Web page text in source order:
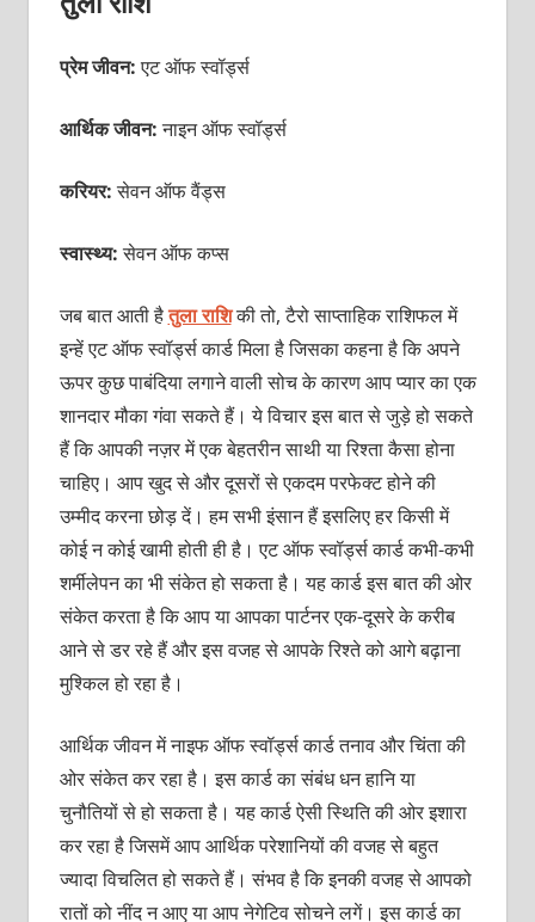
प्रेम जीवन:एट ऑफ स्वॉर्ड्स
आर्थिक जीवन:नाइन ऑफ स्वॉर्ड्स
करियर:सेवन ऑफ वैंड्स
स्वास्थ्य:सेवन ऑफ कप्‍स
जब बात आती हैतुला राशिकी तो, टैरो साप्‍ताहिक राशिफल में
इन्‍हें एट ऑफ स्‍वॉर्ड्स कार्ड मिला है जिसका कहना है कि अपने
ऊपर कुछ पाबंदिया लगाने वाली सोच के कारण आप प्‍यार का एक
शानदार मौका गंवा सकते हैं। ये विचार इस बात से जुड़े हो सकते
हैं कि आपकी नज़र में एक बेहतरीन साथी या रिश्‍ता कैसा होना
चाहिए। आप खुद से और दूसरों से एकदम परफेक्‍ट होने की
उम्‍मीद करना छोड़ दें। हम सभी इंसान हैं इसलिए हर किसी में
कोई न कोई खामी होती ही है। एट ऑफ स्‍वॉर्ड्स कार्ड कभी-कभी
शर्मीलेपन का भी संकेत हो सकता है। यह कार्ड इस बात की ओर
संकेत करता है कि आप या आपका पार्टनर एक-दूसरे के करीब
आने से डर रहे हैं और इस वजह से आपके रिश्‍ते को आगे बढ़ाना
मुश्‍किल हो रहा है।
आर्थिक जीवन में नाइफ ऑफ स्‍वॉर्ड्स कार्ड तनाव और चिंता की
ओर संकेत कर रहा है। इस कार्ड का संबंध धन हानि या
चुनौतियों से हो सकता है। यह कार्ड ऐसी स्थिति की ओर इशारा
कर रहा है जिसमें आप आर्थिक परेशानियों की वजह से बहुत
ज्‍यादा विचलित हो सकते हैं। संभव है कि इनकी वजह से आपको
रातों को नींद न आए या आप नेगेटिव सोचने लगें। इस कार्ड का